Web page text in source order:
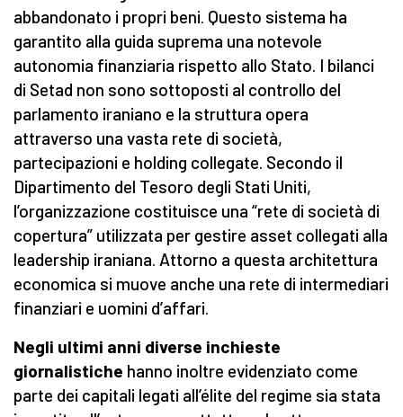
abbandonato i propri beni. Questo sistema ha
garantito alla guida suprema una notevole
autonomia finanziaria rispetto allo Stato. I bilanci
di Setad non sono sottoposti al controllo del
parlamento iraniano e la struttura opera
attraverso una vasta rete di società,
partecipazioni e holding collegate. Secondo il
Dipartimento del Tesoro degli Stati Uniti,
l’organizzazione costituisce una “rete di società di
copertura” utilizzata per gestire asset collegati alla
leadership iraniana. Attorno a questa architettura
economica si muove anche una rete di intermediari
finanziari e uomini d’affari.
Negli ultimi anni diverse inchieste
giornalistiche hanno inoltre evidenziato come
parte dei capitali legati all’élite del regime sia stata